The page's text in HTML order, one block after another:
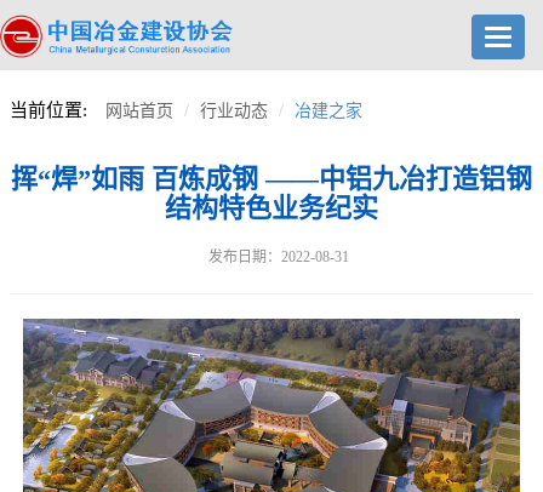
当前位置: 网站首页 行业动态 冶建之家
挥“焊”如雨 百炼成钢 ——中铝九冶打造铝钢
结构特色业务纪实
发布日期：2022-08-31